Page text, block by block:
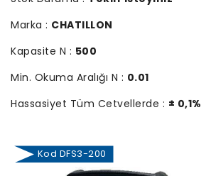
Marka : CHATILLON
Kapasite N : 500
Min. Okuma Aralığı N : 0.01
Hassasiyet Tüm Cetvellerde : ± 0,1%
Kod DFS3-200